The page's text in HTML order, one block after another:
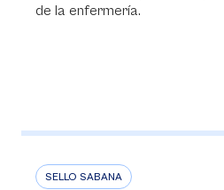
de la enfermería.
SELLO SABANA